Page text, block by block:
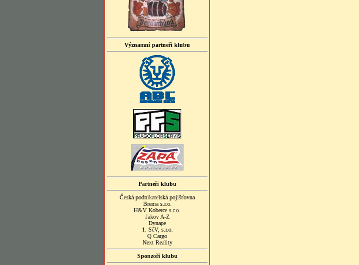
Významní partneři klubu
Partneři klubu
Česká podnikatelská pojišťovna
Brema s.r.o.
H&V Koberce s.r.o.
Jakov A-Z
Dynape
1. SčV, s.r.o.
Q Cargo
Next Reality
Sponzoři klubu